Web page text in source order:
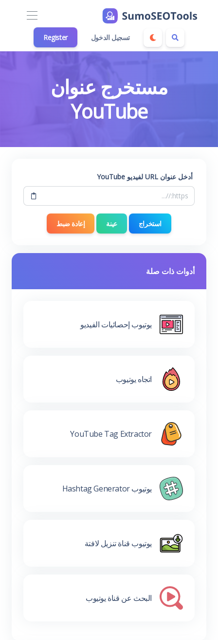
تسجيل الدخول Register
مستخرج عنوان
YouTube
أدخل عنوان URL لفيديو YouTube
استخراج عينة إعادة ضبط
أدوات ذات صلة
يوتيوب إحصائيات الفيديو
اتجاه يوتيوب
YouTube Tag Extractor
يوتيوب Hashtag Generator
يوتيوب قناة تنزيل لافتة
البحث عن قناة يوتيوب